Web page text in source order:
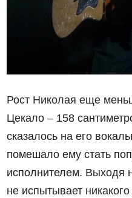
Рост Николая еще
Цекало – 158
сказалось на его
помешало ему стать
исполнителем. Выходя
не испытывает